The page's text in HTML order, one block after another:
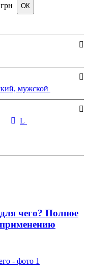
грн ОК
мужской
L
чего? Полное